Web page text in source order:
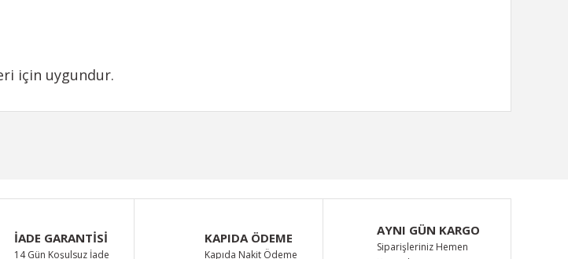
için uygundur.
noktaları öneri formunu kullanarak tarafımıza iletebilirsiniz.
İADE GARANTİSİ
14 Gün Koşulsuz İade
KAPIDA ÖDEME
Kapıda Nakit Ödeme
AYNI GÜN KARGO
Siparişleriniz Hemen